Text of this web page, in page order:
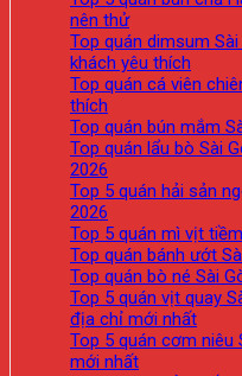
nên thử
Top quán dimsum
khách yêu thích
Top quán cá viên
thích
Top quán bún mắm
Top quán lẩu bò Sài
2026
Top 5 quán hải sản
2026
Top 5 quán mì vịt
Top quán bánh ướt
Top quán bò né Sài
Top 5 quán vịt quay
địa chỉ mới nhất
Top 5 quán cơm niêu
mới nhất